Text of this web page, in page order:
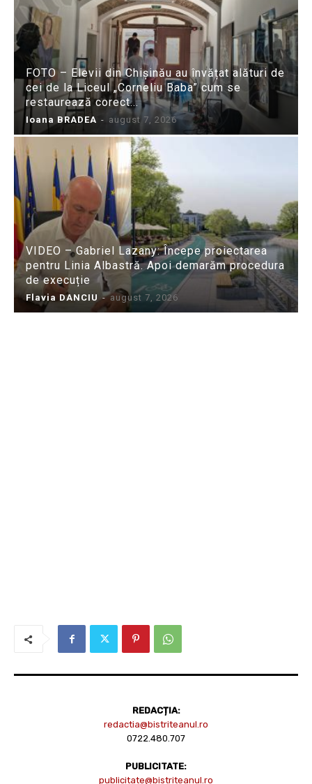
FOTO – Elevii din Chișinău au învățat alături de
cei de la Liceul „Corneliu Baba” cum se
restaurează corect...
Ioana BRADEA - august 7, 2026
VIDEO – Gabriel Lazany: Începe proiectarea
pentru Linia Albastră. Apoi demarăm procedura
de execuție
Flavia DANCIU - august 7, 2026
REDACȚIA:
redactia@bistriteanul.ro
0722.480.707
PUBLICITATE:
publicitate@bistriteanul.ro